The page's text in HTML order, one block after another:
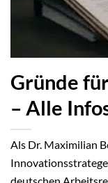
Gründe
– Alle
Als Dr. Maximilian